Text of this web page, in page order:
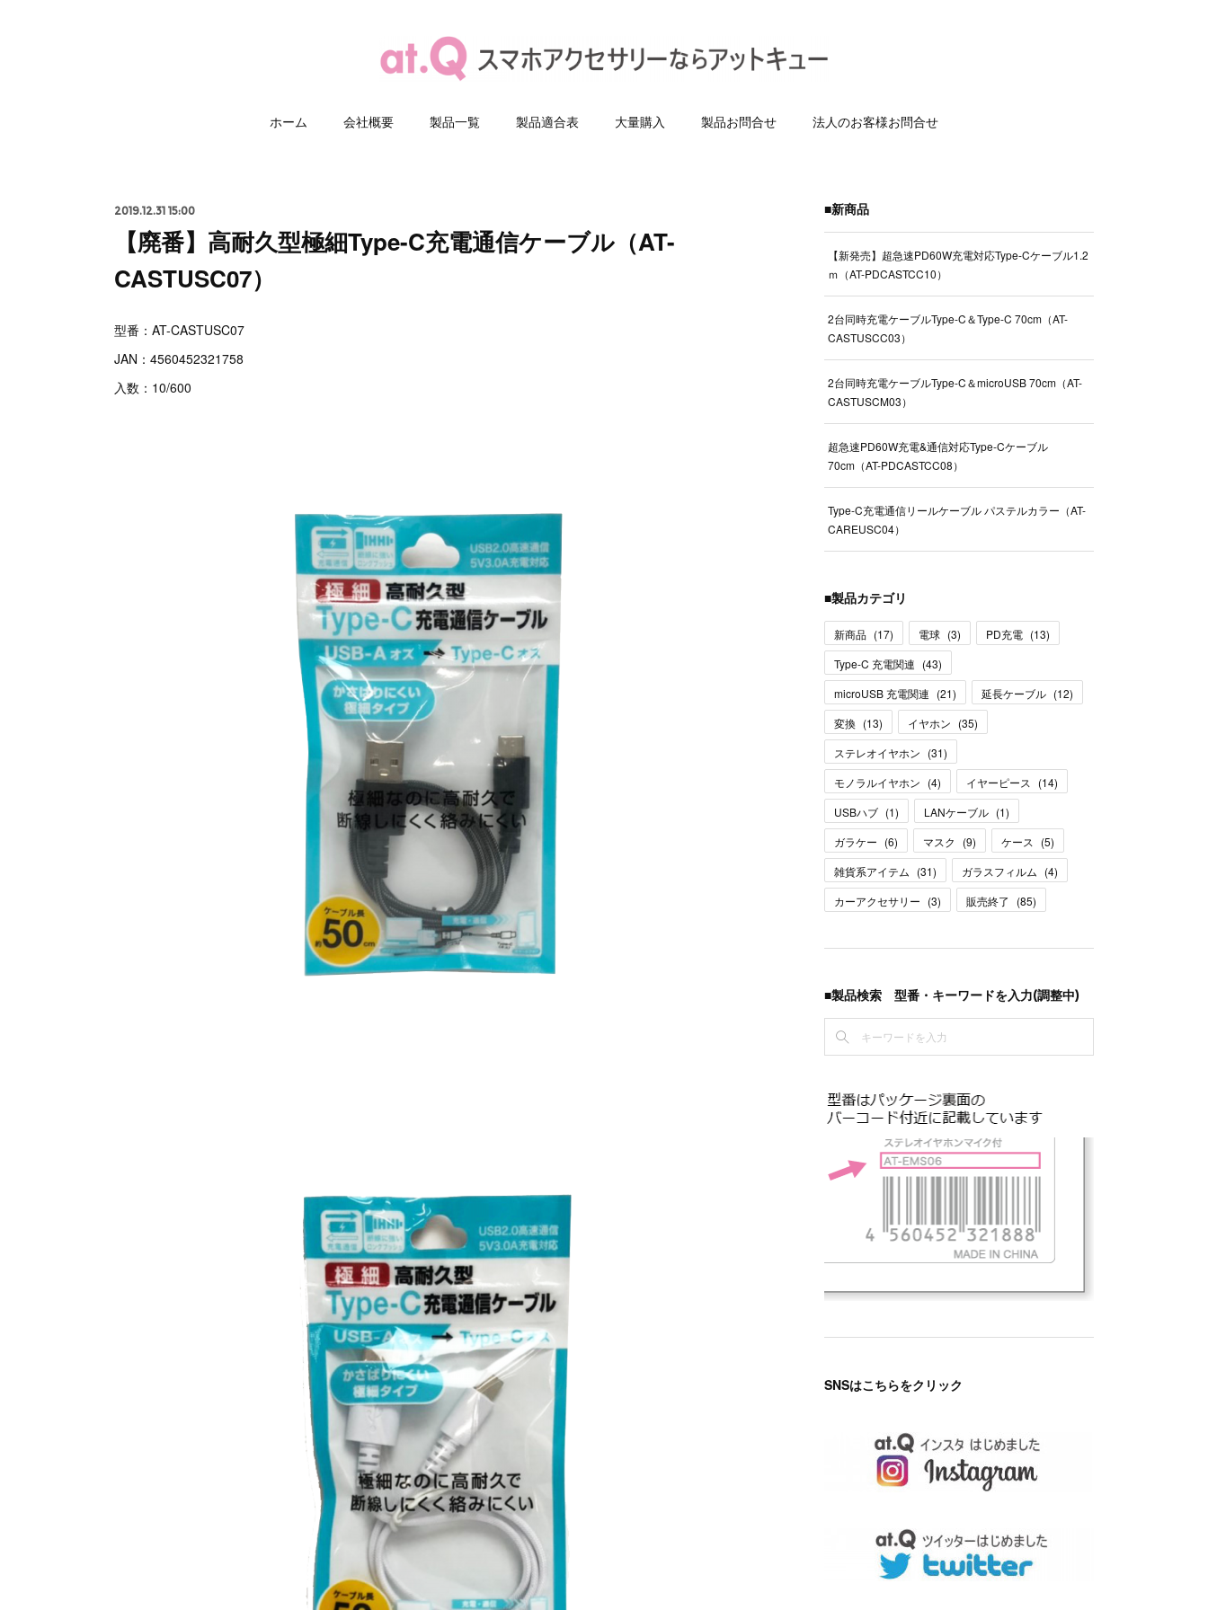
ホーム 会社概要 製品一覧 製品適合表 大量購入 製品お問合せ 法人のお客様お問合せ
2019.12.31 15:00
【廃番】高耐久型極細Type-C充電通信ケーブル（AT-
CASTUSC07）
型番：AT-CASTUSC07
JAN：4560452321758
入数：10/600
■新商品
【新発売】超急速PD60W充電対応Type-Cケーブル1.2
ｍ（AT-PDCASTCC10）
2台同時充電ケーブルType-C＆Type-C 70cm（AT-
CASTUSCC03）
2台同時充電ケーブルType-C＆microUSB 70cm（AT-
CASTUSCM03）
超急速PD60W充電&通信対応Type-Cケーブル
70cm（AT-PDCASTCC08）
Type-C充電通信リールケーブル パステルカラー（AT-
CAREUSC04）
■製品カテゴリ
新商品 (17) 電球 (3) PD充電 (13)
Type-C 充電関連 (43)
microUSB 充電関連 (21) 延長ケーブル (12)
変換 (13) イヤホン (35)
ステレオイヤホン (31)
モノラルイヤホン (4) イヤーピース (14)
USBハブ (1) LANケーブル (1)
ガラケー (6) マスク (9) ケース (5)
雑貨系アイテム (31) ガラスフィルム (4)
カーアクセサリー (3) 販売終了 (85)
■製品検索 型番・キーワードを入力(調整中)
SNSはこちらをクリック